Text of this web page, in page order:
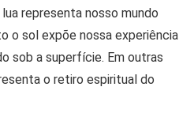
representa nosso mundo
o sol expõe nossa experiência
sob a superfície. Em outras
o retiro espiritual do